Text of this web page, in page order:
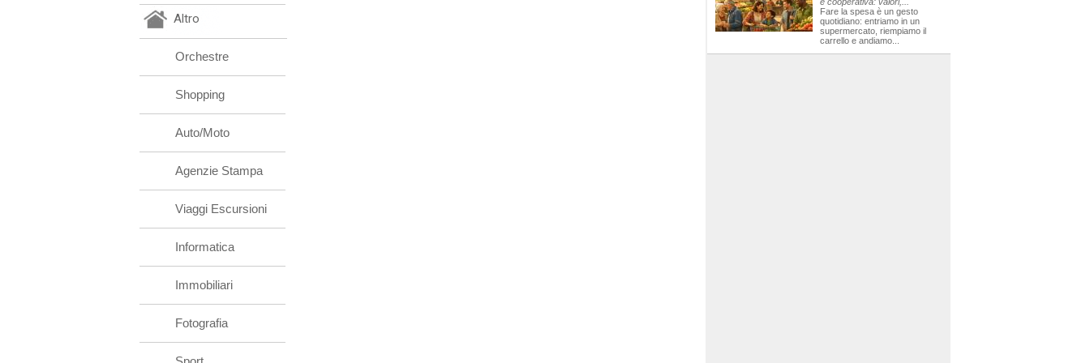
Altro
Orchestre
Shopping
Auto/Moto
Agenzie Stampa
Viaggi Escursioni
Informatica
Immobiliari
Fotografia
Fare la spesa è un gesto
quotidiano: entriamo in un
supermercato, riempiamo il
carrello e andiamo...